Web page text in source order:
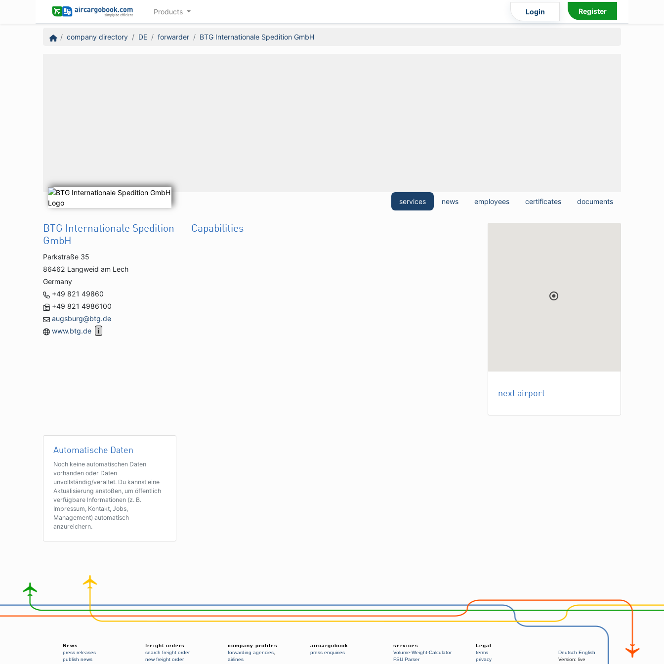
Products Login Register
company directory DE forwarder BTG Internationale Spedition GmbH
services news employees certificates documents
BTG Internationale Spedition
GmbH
Parkstraße 35
86462 Langweid am Lech
Germany
+49 821 49860
+49 821 4986100
augsburg@btg.de
www.btg.de
Capabilities
next airport
Automatische Daten
Noch keine automatischen Daten
vorhanden oder Daten
unvollständig/veraltet. Du kannst eine
Aktualisierung anstoßen, um öffentlich
verfügbare Informationen (z. B.
Impressum, Kontakt, Jobs,
Management) automatisch
anzureichern.
News
press releases
publish news
freight orders
search freight order
new freight order
company profiles
forwarding agencies
airlines
aircargobook
press enquiries
services
Volume-Weight-Calculator
FSU Parser
Legal
terms
privacy
Deutsch English
Version: live